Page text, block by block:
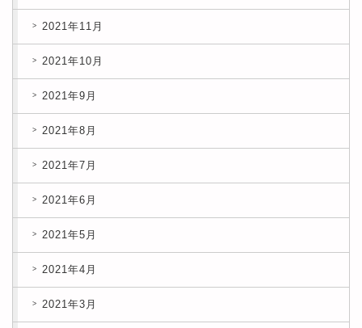
2021年11月
2021年10月
2021年9月
2021年8月
2021年7月
2021年6月
2021年5月
2021年4月
2021年3月